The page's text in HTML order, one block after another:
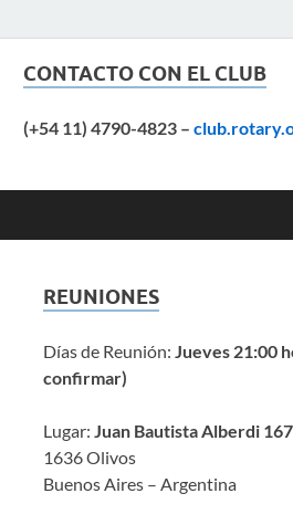
CONTACTO CON EL CLUB
(+54 11) 4790-4823 –
REUNIONES
Días de Reunión:Jueves 21:00
confirmar)
Lugar:Juan Bautista Alberdi
1636 Olivos
Buenos Aires – Argentina